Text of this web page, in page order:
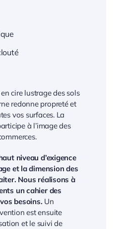
cire lustrage des sols
redonne propreté et
vos surfaces. La
à l’image des
niveau d’exigence
et la dimension des
Nous réalisons à
un cahier des
besoins. Un
est ensuite
et le suivi de